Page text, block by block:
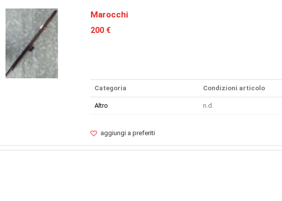
Marocchi
200 €
Categoria Condizioni articolo
Altro n.d.
aggiungi a preferiti